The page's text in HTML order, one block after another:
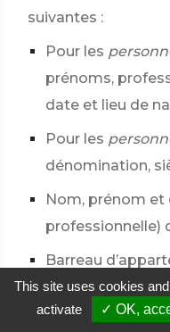
suivantes :
Pour les
prénoms,
date et lieu de
Pour les
dénomination,
Nom, prénom et
professionnelle)
Barreau
exemple, Paris,
Objet de la
This site uses cookies
activate
✓ OK,